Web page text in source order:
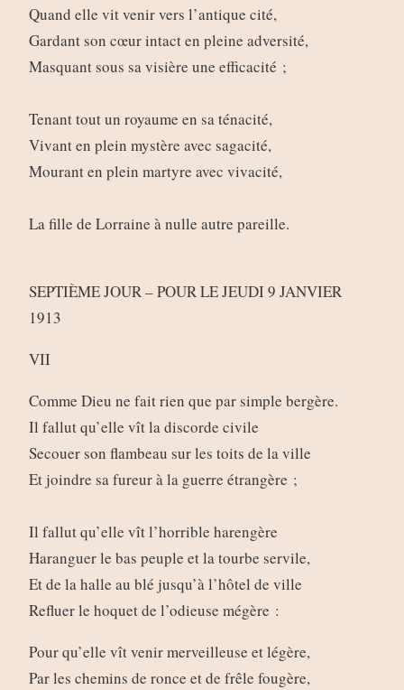
Quand elle vit venir vers l’antique cité,
Gardant son cœur intact en pleine adversité,
Masquant sous sa visière une efficacité ;
Tenant tout un royaume en sa ténacité,
Vivant en plein mystère avec sagacité,
Mourant en plein martyre avec vivacité,
La fille de Lorraine à nulle autre pareille.
SEPTIÈME JOUR – POUR LE JEUDI 9 JANVIER
1913
VII
Comme Dieu ne fait rien que par simple bergère.
Il fallut qu’elle vît la discorde civile
Secouer son flambeau sur les toits de la ville
Et joindre sa fureur à la guerre étrangère ;
Il fallut qu’elle vît l’horrible harengère
Haranguer le bas peuple et la tourbe servile,
Et de la halle au blé jusqu’à l’hôtel de ville
Refluer le hoquet de l’odieuse mégère :
Pour qu’elle vît venir merveilleuse et légère,
Par les chemins de ronce et de frêle fougère,